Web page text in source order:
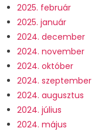
2025. február
2025. január
2024. december
2024. november
2024. október
2024. szeptember
2024. augusztus
2024. július
2024. május